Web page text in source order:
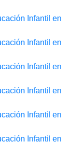
Infantil en
Infantil en
Infantil en
Infantil en
Infantil en
Infantil en